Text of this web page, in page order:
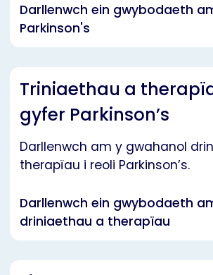
Darllenwch ein gwybodaeth
Parkinson's
Triniaethau a
gyfer Parkinson’s
Darllenwch am y gwahanol
therapïau i reoli Parkinson’s.
Darllenwch ein gwybodaeth
driniaethau a therapïau